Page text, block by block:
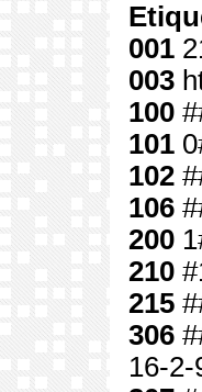
001
003
100
101
102
106
200
210
215
306
16-2-